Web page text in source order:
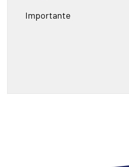
Importante